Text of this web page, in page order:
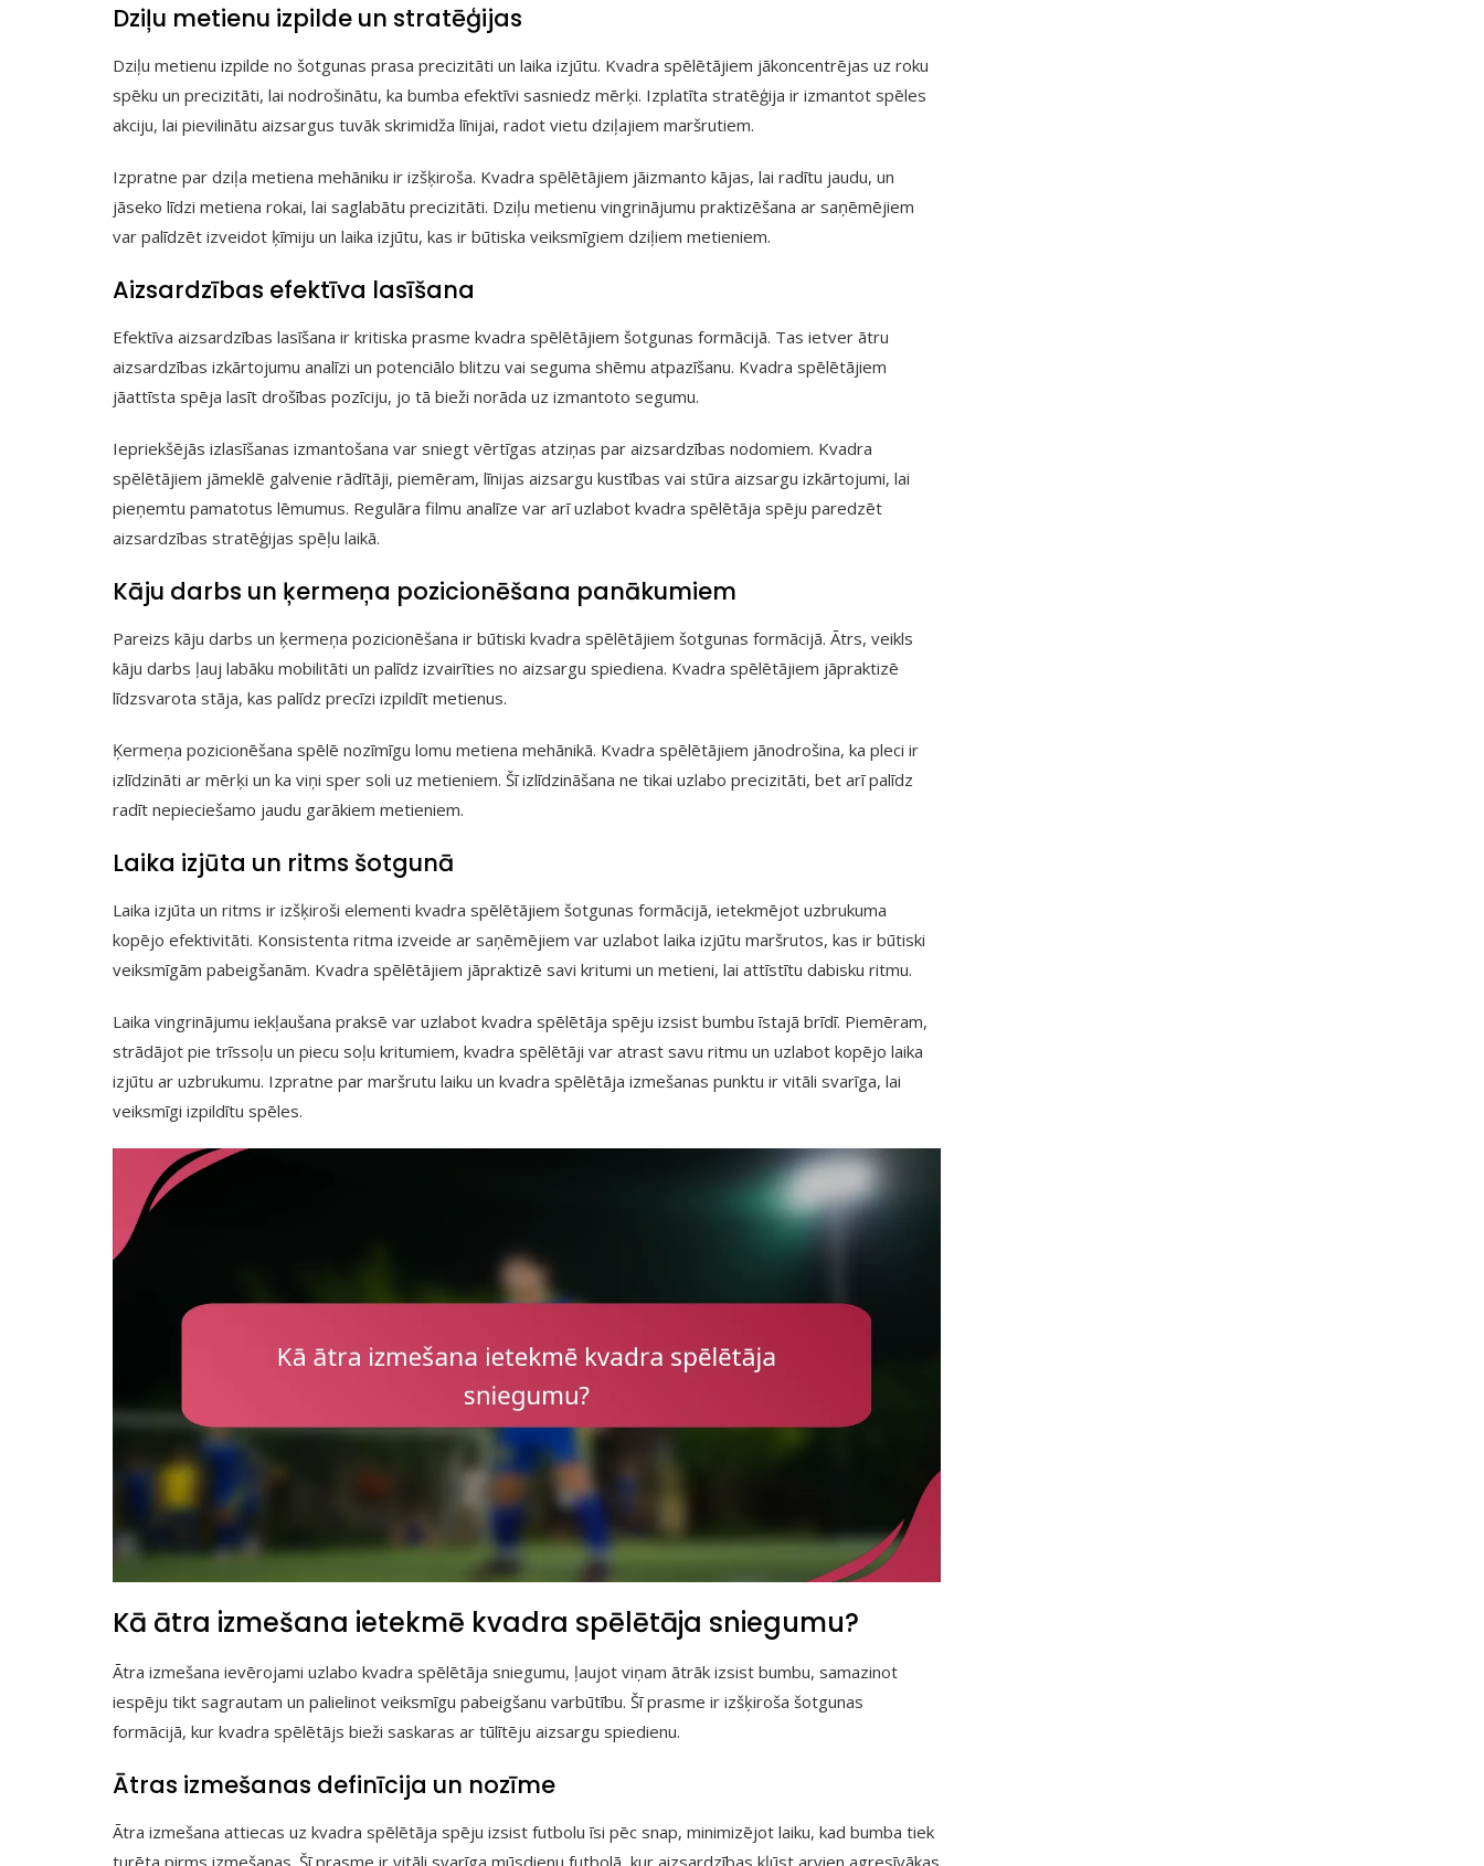
Dziļu metienu izpilde un stratēģijas
Dziļu metienu izpilde no šotgunas prasa precizitāti un laika izjūtu. Kvadra spēlētājiem jākoncentrējas uz roku
spēku un precizitāti, lai nodrošinātu, ka bumba efektīvi sasniedz mērķi. Izplatīta stratēģija ir izmantot spēles
akciju, lai pievilinātu aizsargus tuvāk skrimidža līnijai, radot vietu dziļajiem maršrutiem.
Izpratne par dziļa metiena mehāniku ir izšķiroša. Kvadra spēlētājiem jāizmanto kājas, lai radītu jaudu, un
jāseko līdzi metiena rokai, lai saglabātu precizitāti. Dziļu metienu vingrinājumu praktizēšana ar saņēmējiem
var palīdzēt izveidot ķīmiju un laika izjūtu, kas ir būtiska veiksmīgiem dziļiem metieniem.
Aizsardzības efektīva lasīšana
Efektīva aizsardzības lasīšana ir kritiska prasme kvadra spēlētājiem šotgunas formācijā. Tas ietver ātru
aizsardzības izkārtojumu analīzi un potenciālo blitzu vai seguma shēmu atpazīšanu. Kvadra spēlētājiem
jāattīsta spēja lasīt drošības pozīciju, jo tā bieži norāda uz izmantoto segumu.
Iepriekšējās izlasīšanas izmantošana var sniegt vērtīgas atziņas par aizsardzības nodomiem. Kvadra
spēlētājiem jāmeklē galvenie rādītāji, piemēram, līnijas aizsargu kustības vai stūra aizsargu izkārtojumi, lai
pieņemtu pamatotus lēmumus. Regulāra filmu analīze var arī uzlabot kvadra spēlētāja spēju paredzēt
aizsardzības stratēģijas spēļu laikā.
Kāju darbs un ķermeņa pozicionēšana panākumiem
Pareizs kāju darbs un ķermeņa pozicionēšana ir būtiski kvadra spēlētājiem šotgunas formācijā. Ātrs, veikls
kāju darbs ļauj labāku mobilitāti un palīdz izvairīties no aizsargu spiediena. Kvadra spēlētājiem jāpraktizē
līdzsvarota stāja, kas palīdz precīzi izpildīt metienus.
Ķermeņa pozicionēšana spēlē nozīmīgu lomu metiena mehānikā. Kvadra spēlētājiem jānodrošina, ka pleci ir
izlīdzināti ar mērķi un ka viņi sper soli uz metieniem. Šī izlīdzināšana ne tikai uzlabo precizitāti, bet arī palīdz
radīt nepieciešamo jaudu garākiem metieniem.
Laika izjūta un ritms šotgunā
Laika izjūta un ritms ir izšķiroši elementi kvadra spēlētājiem šotgunas formācijā, ietekmējot uzbrukuma
kopējo efektivitāti. Konsistenta ritma izveide ar saņēmējiem var uzlabot laika izjūtu maršrutos, kas ir būtiski
veiksmīgām pabeigšanām. Kvadra spēlētājiem jāpraktizē savi kritumi un metieni, lai attīstītu dabisku ritmu.
Laika vingrinājumu iekļaušana praksē var uzlabot kvadra spēlētāja spēju izsist bumbu īstajā brīdī. Piemēram,
strādājot pie trīssoļu un piecu soļu kritumiem, kvadra spēlētāji var atrast savu ritmu un uzlabot kopējo laika
izjūtu ar uzbrukumu. Izpratne par maršrutu laiku un kvadra spēlētāja izmešanas punktu ir vitāli svarīga, lai
veiksmīgi izpildītu spēles.
Kā ātra izmešana ietekmē kvadra spēlētāja sniegumu?
Ātra izmešana ievērojami uzlabo kvadra spēlētāja sniegumu, ļaujot viņam ātrāk izsist bumbu, samazinot
iespēju tikt sagrautam un palielinot veiksmīgu pabeigšanu varbūtību. Šī prasme ir izšķiroša šotgunas
formācijā, kur kvadra spēlētājs bieži saskaras ar tūlītēju aizsargu spiedienu.
Ātras izmešanas definīcija un nozīme
Ātra izmešana attiecas uz kvadra spēlētāja spēju izsist futbolu īsi pēc snap, minimizējot laiku, kad bumba tiek